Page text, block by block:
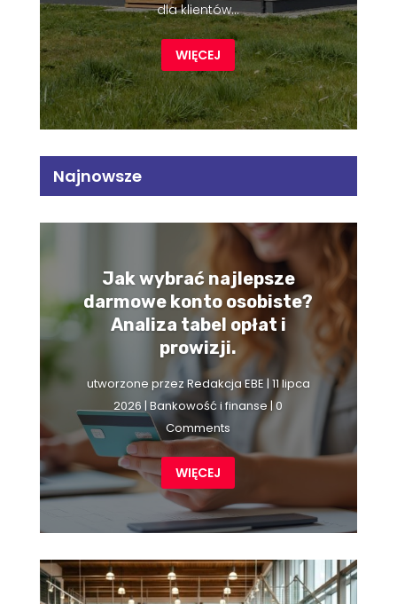
dla klientów...
WIĘCEJ
Najnowsze
Jak wybrać najlepsze
darmowe konto osobiste?
Analiza tabel opłat i
prowizji.
utworzone przezRedakcja EBE | 11 lipca
2026 |Bankowość i finanse | 0
Comments
WIĘCEJ